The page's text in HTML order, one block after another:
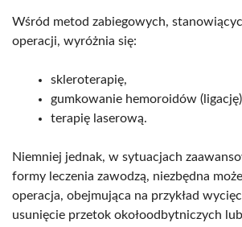
Wśród metod zabiegowych,
operacji, wyróżnia się:
skleroterapię,
gumkowanie hemoroidów
terapię laserową.
Niemniej jednak, w sytuacjach
formy leczenia zawodzą, niezbędna
operacja, obejmująca na przykład
usunięcie przetok okołoodbytniczych